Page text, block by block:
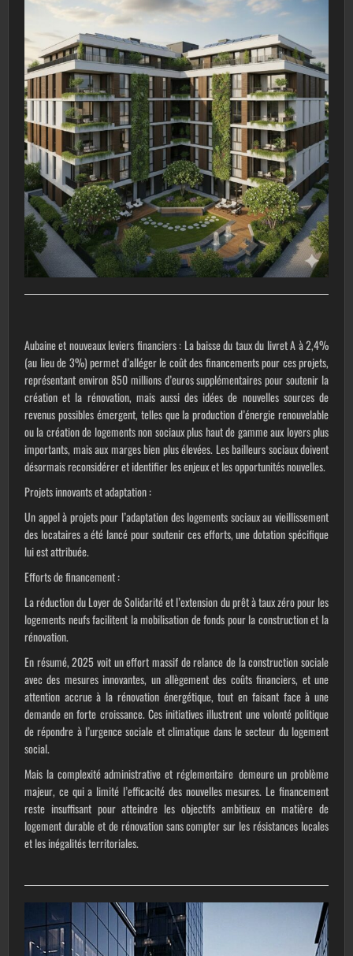
Aubaine et nouveaux leviers financiers: La baisse du taux du livret A à 2,4%
(au lieu de 3%) permet d’alléger le coût des financements pour ces projets,
représentant environ 850 millions d’euros supplémentaires pour soutenir la
création et la rénovation, mais aussi des idées de nouvelles sources de
revenus possibles émergent, telles que la production d’énergie renouvelable
ou la création de logements non sociaux plus haut de gamme aux loyers plus
importants, mais aux marges bien plus élevées. Les bailleurs sociaux doivent
désormais reconsidérer et identifier les enjeux et les opportunités nouvelles.
Projets innovants et adaptation:
Un appel à projets pour l’adaptation des logements sociaux au vieillissement
des locataires a été lancé pour soutenir ces efforts, une dotation spécifique
lui est attribuée.
Efforts de financement:
La réduction du Loyer de Solidarité et l’extension du prêt à taux zéro pour les
logements neufs facilitent la mobilisation de fonds pour la construction et la
rénovation.
En résumé, 2025 voit un effort massif de relance de la construction sociale
avec des mesures innovantes, un allègement des coûts financiers, et une
attention accrue à la rénovation énergétique, tout en faisant face à une
demande en forte croissance. Ces initiatives illustrent une volonté politique
de répondre à l’urgence sociale et climatique dans le secteur du logement
social.
Mais la complexité administrative et réglementaire demeure un problème
majeur, ce qui a limité l’efficacité des nouvelles mesures. Le financement
reste insuffisant pour atteindre les objectifs ambitieux en matière de
logement durable et de rénovation sans compter sur les résistances locales
et les inégalités territoriales.